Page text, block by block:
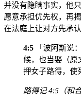
并没有隐瞒事实，他
愿意承担优先权，再
在法庭上让对方先承
4:5 「波阿斯说
候，也当娶（原
押女子路得，使
路得记 4:5（和合